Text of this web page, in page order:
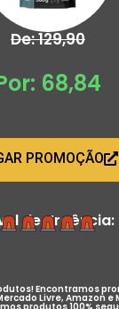
De: 129,90
68,84
PROMOÇÃO
de Urgência:
Encontramos
Livre, Amazon e